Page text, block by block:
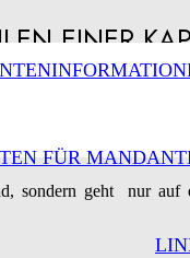
FÜR
EINER
sondern geht nur